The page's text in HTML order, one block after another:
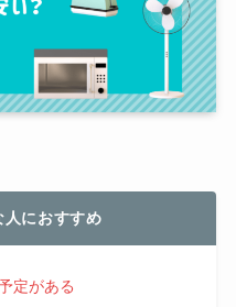
人におすすめ
定がある